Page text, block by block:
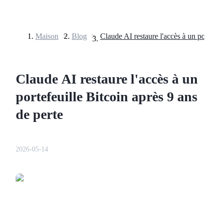
Maison > Blog >
Claude AI restaure l'accès à un
portefeuille Bitcoin après 9 ans
de perte
2026-05-14